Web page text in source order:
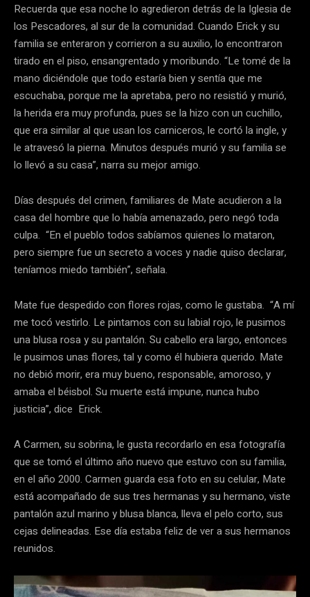
Recuerda que esa noche lo agredieron detrás de la Iglesia de
los Pescadores, al sur de la comunidad. Cuando Erick y su
familia se enteraron y corrieron a su auxilio, lo encontraron
tirado en el piso, ensangrentado y moribundo. “Le tomé de la
mano diciéndole que todo estaría bien y sentía que me
escuchaba, porque me la apretaba, pero no resistió y murió,
la herida era muy profunda, pues se la hizo con un cuchillo,
que era similar al que usan los carniceros, le cortó la ingle, y
le atravesó la pierna. Minutos después murió y su familia se
lo llevó a su casa”, narra su mejor amigo.
Días después del crimen, familiares de Mate acudieron a la
casa del hombre que lo había amenazado, pero negó toda
culpa. “En el pueblo todos sabíamos quienes lo mataron,
pero siempre fue un secreto a voces y nadie quiso declarar,
teníamos miedo también”, señala.
Mate fue despedido con flores rojas, como le gustaba. “A mí
me tocó vestirlo. Le pintamos con su labial rojo, le pusimos
una blusa rosa y su pantalón. Su cabello era largo, entonces
le pusimos unas flores, tal y como él hubiera querido. Mate
no debió morir, era muy bueno, responsable, amoroso, y
amaba el béisbol. Su muerte está impune, nunca hubo
justicia”, dice Erick.
A Carmen, su sobrina, le gusta recordarlo en esa fotografía
que se tomó el último año nuevo que estuvo con su familia,
en el año 2000. Carmen guarda esa foto en su celular, Mate
está acompañado de sus tres hermanas y su hermano, viste
pantalón azul marino y blusa blanca, lleva el pelo corto, sus
cejas delineadas. Ese día estaba feliz de ver a sus hermanos
reunidos.